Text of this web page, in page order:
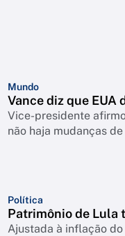
Mundo
Vance diz que EUA
Vice-presidente
não haja mudanças
Política
Patrimônio de Lula
Ajustada à inflação